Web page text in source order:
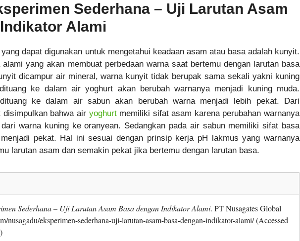
Sederhana – Uji Larutan Asam
Alami
dapat digunakan untuk mengetahui keadaan asam atau basa adalah kunyit.
yang akan membuat perbedaan warna saat bertemu dengan larutan basa
dicampur air mineral, warna kunyit tidak berupak sama sekali yakni kuning
ke dalam air yoghurt akan berubah warnanya menjadi kuning muda.
ke dalam air sabun akan berubah warna menjadi lebih pekat. Dari
disimpulkan bahwa air yoghurtmemiliki sifat asam karena perubahan warnanya
warna kuning ke oranyean. Sedangkan pada air sabun memiliki sifat basa
pekat. Hal ini sesuai dengan prinsip kerja pH lakmus yang warnanya
larutan asam dan semakin pekat jika bertemu dengan larutan basa.
Sederhana – Uji Larutan Asam Basa dengan Indikator Alami. PT Nusagates Global
nusagadu/eksperimen-sederhana-uji-larutan-asam-basa-dengan-indikator-alami/ (Accessed